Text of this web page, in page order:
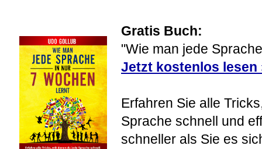
Gratis Buch:
"Wie man jede
Jetzt kostenlos lesen
Erfahren Sie alle
Sprache schnell und
schneller als Sie es